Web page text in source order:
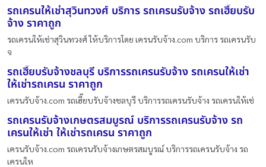
รถเครนให้เช่าสุวินทวงศ์ บริการ รถเครนรับจ้าง รถเฮี๊ยบรับ
จ้าง ราคาถูก
รถเครนให้เช่าสุวินทวงศ์ ให้บริการโดย เครนรับจ้าง.com บริการ รถเครนรับ
จ
รถเฮี๊ยบรับจ้างชลบุรี บริการรถเครนรับจ้าง รถเครนให้เช่า
ให้เช่ารถเครน ราคาถูก
เครนรับจ้าง.com รถเฮี๊ยบรับจ้างชลบุรี บริการรถเครนรับจ้าง รถเครนให้เช่
รถเครนรับจ้างเกษตรสมบูรณ์ บริการรถเครนรับจ้าง รถ
เครนให้เช่า ให้เช่ารถเครน ราคาถูก
เครนรับจ้าง.com รถเครนรับจ้างเกษตรสมบูรณ์ บริการรถเครนรับจ้าง รถ
เครนให